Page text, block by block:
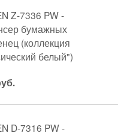
Z-7336 PW -
бумажных
(коллекция
белый")
D-7316 PW -